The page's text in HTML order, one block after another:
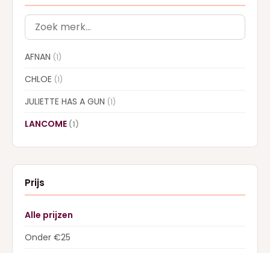
AFNAN (1)
CHLOE (1)
JULIETTE HAS A GUN (1)
LANCOME (1)
Prijs
Alle prijzen
Onder €25